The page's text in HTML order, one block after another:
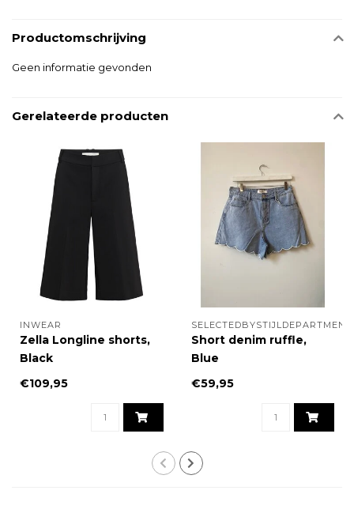
Productomschrijving
Geen informatie gevonden
Gerelateerde producten
INWEAR
Zella Longline shorts,
Black
€109,95
SELECTEDBYSTIJLDEPARTMENT
Short denim ruffle,
Blue
€59,95